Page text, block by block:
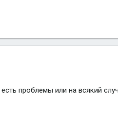
проблемы или на всякий